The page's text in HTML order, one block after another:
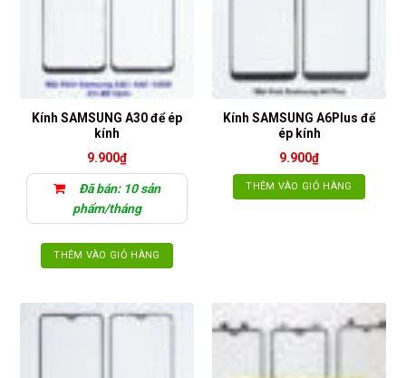
Kính SAMSUNG A30 để ép
kính
9.900₫
Đã bán: 10 sản
phẩm/tháng
THÊM VÀO GIỎ HÀNG
Kính SAMSUNG A6Plus để
ép kính
9.900₫
THÊM VÀO GIỎ HÀNG